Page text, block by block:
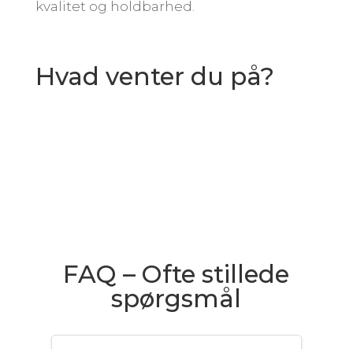
kvalitet og holdbarhed.
Hvad venter du på?
FAQ – Ofte stillede
spørgsmål